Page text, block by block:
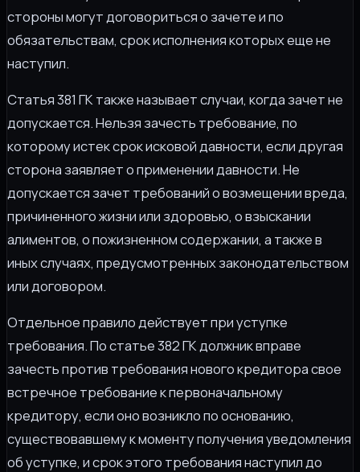
стороны могут договориться о зачете и по
обязательствам, срок исполнения которых еще не
наступил.
Статья 381 ГК также называет случаи, когда зачет не
допускается. Нельзя зачесть требование, по
которому истек срок исковой давности, если другая
сторона заявляет о применении давности. Не
допускается зачет требований о возмещении вреда,
причиненного жизни или здоровью, о взыскании
алиментов, о пожизненном содержании, а также в
иных случаях, предусмотренных законодательством
или договором.
Отдельное правило действует при уступке
требования. По статье 382 ГК должник вправе
зачесть против требования нового кредитора свое
встречное требование к первоначальному
кредитору, если оно возникло по основанию,
существовавшему к моменту получения уведомления
об уступке, и срок этого требования наступил до